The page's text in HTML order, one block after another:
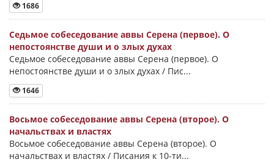
1686
Седьмое собеседование аввы Серена (первое). О
непостоянстве души и о злых духах
Седьмое собеседование аввы Серена (первое). О
непостоянстве души и о злых духах / Пис...
1646
Восьмое собеседование аввы Серена (второе). О
начальствах и властях
Восьмое собеседование аввы Серена (второе). О
начальствах и властях / Писания к 10-ти...